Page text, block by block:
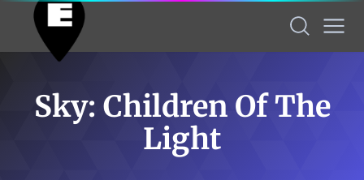
Sky: Children Of The
Light